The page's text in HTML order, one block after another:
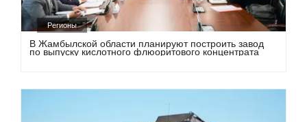
Регионы
В Жамбылской области планируют построить завод
по выпуску кислотного флюоритового концентрата